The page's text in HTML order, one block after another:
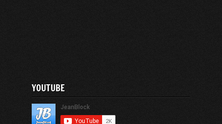
YOUTUBE